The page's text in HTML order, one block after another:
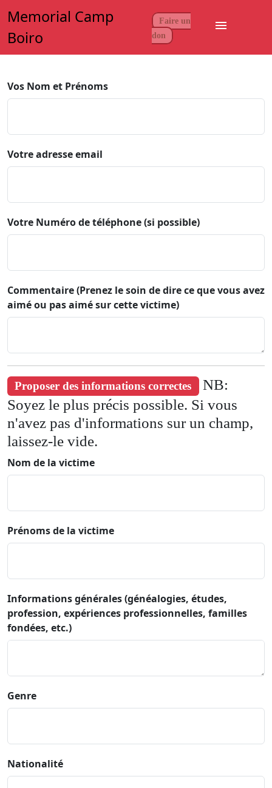
Memorial Camp
Boiro
Faire un
don
menu
Vos Nom et Prénoms
Votre adresse email
Votre Numéro de téléphone (si possible)
Commentaire (Prenez le soin de dire ce que vous avez
aimé ou pas aimé sur cette victime)
Proposer des informations correctes
NB:
Soyez le plus précis possible. Si vous
n'avez pas d'informations sur un champ,
laissez-le vide.
Nom de la victime
Prénoms de la victime
Informations générales (généalogies, études,
profession, expériences professionnelles, familles
fondées, etc.)
Genre
Nationalité